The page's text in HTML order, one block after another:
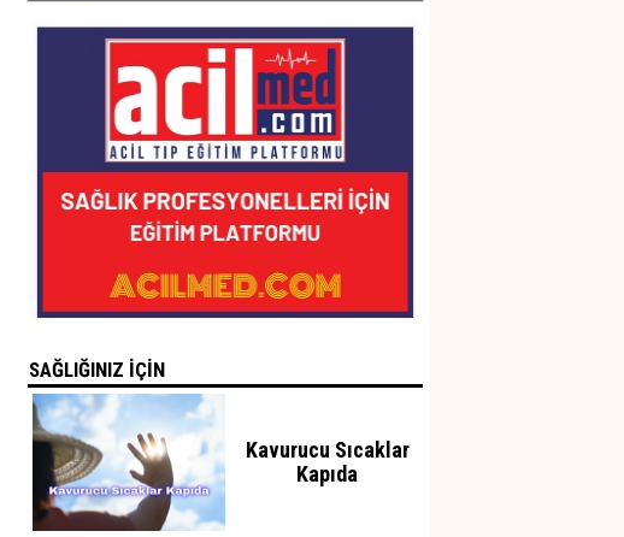
SAĞLIĞINIZ İÇİN
Kavurucu Sıcaklar
Kapıda